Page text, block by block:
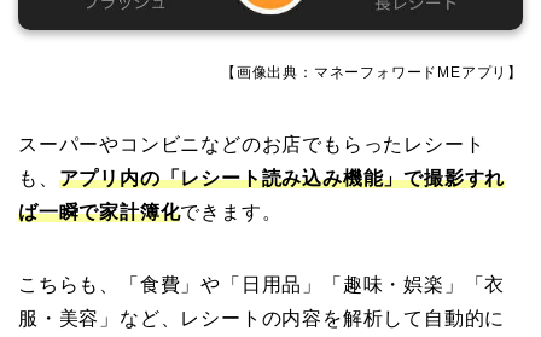
【画像出典：マネーフォワードMEアプリ】
スーパーやコンビニなどのお店でもらったレシート
も、 アプリ内の「レシート読み込み機能」で撮影すれ
ば一瞬で家計簿化できます。
こちらも、「食費」や「日用品」「趣味・娯楽」「衣
服・美容」など、レシートの内容を解析して自動的に